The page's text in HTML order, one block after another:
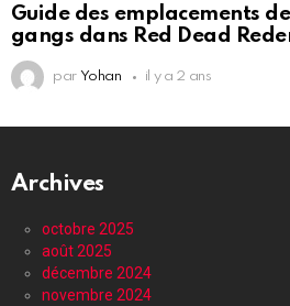
Guide des emplacements
gangs dans Red Dead
par Yohan il y a 2 ans
Archives
octobre 2025
août 2025
décembre 2024
novembre 2024